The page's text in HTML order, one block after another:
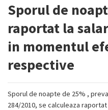
Sporul de
raportat la
in momentul
respective
Sporul de noapte de 25% ,
284/2010, se calculeaza